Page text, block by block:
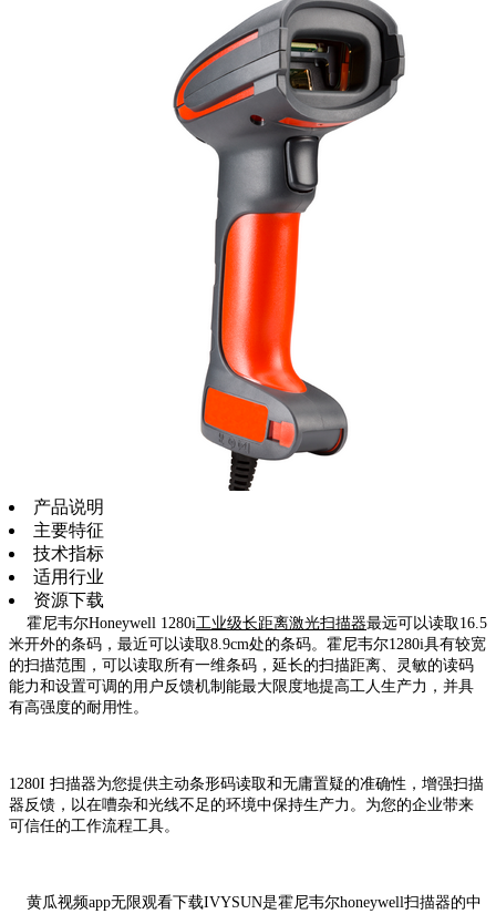
产品说明
主要特征
技术指标
适用行业
资源下载
霍尼韦尔Honeywell 1280i工业级长距离激光扫描器最远可以读取16.5
米开外的条码，最近可以读取8.9cm处的条码。霍尼韦尔1280i具有较宽
的扫描范围，可以读取所有一维条码，延长的扫描距离、灵敏的读码
能力和设置可调的用户反馈机制能最大限度地提高工人生产力，并具
有高强度的耐用性。
1280I 扫描器为您提供主动条形码读取和无庸置疑的准确性，增强扫描
器反馈，以在嘈杂和光线不足的环境中保持生产力。为您的企业带来
可信任的工作流程工具。
黄瓜视频app无限观看下载IVYSUN是霍尼韦尔honeywell扫描器的中